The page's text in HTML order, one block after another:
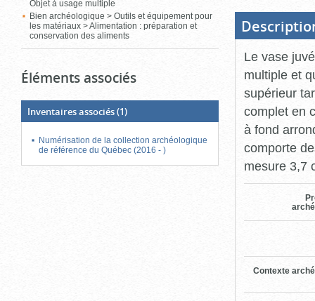
Objet à usage multiple
Bien archéologique > Outils et équipement pour
les matériaux > Alimentation : préparation et
conservation des aliments
Éléments associés
Inventaires associés(1)
Numérisation de la collection archéologique
de référence du Québec (2016 - )
bloc
d'onglets
Le vase
multiple et
supérieur
complet en
à fond
comporte
mesure 3,7
Contexte